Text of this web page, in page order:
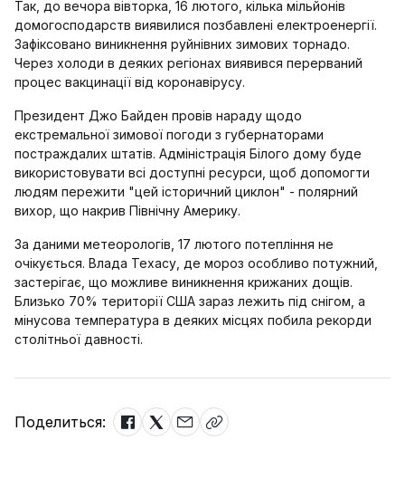
Так, до вечора вівторка, 16 лютого, кілька мільйонів
домогосподарств виявилися позбавлені електроенергії.
Зафіксовано виникнення руйнівних зимових торнадо.
Через холоди в деяких регіонах виявився перерваний
процес вакцинації від коронавірусу.
Президент Джо Байден провів нараду щодо
екстремальної зимової погоди з губернаторами
постраждалих штатів. Адміністрація Білого дому буде
використовувати всі доступні ресурси, щоб допомогти
людям пережити "цей історичний циклон" - полярний
вихор, що накрив Північну Америку.
За даними метеорологів, 17 лютого потепління не
очікується. Влада Техасу, де мороз особливо потужний,
застерігає, що можливе виникнення крижаних дощів.
Близько 70% території США зараз лежить під снігом, а
мінусова температура в деяких місцях побила рекорди
столітньої давності.
Поделиться: